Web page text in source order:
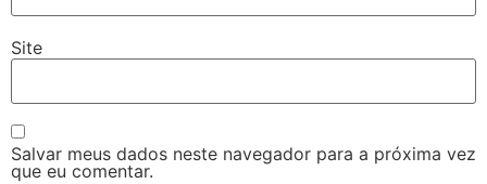
Site
Salvar meus dados neste navegador para a próxima vez
que eu comentar.